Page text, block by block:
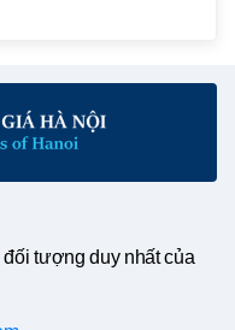
tượng duy nhất của